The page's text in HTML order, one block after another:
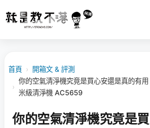
首頁 › 開箱文 & 評測
›
你的空氣清淨機究竟是買心安還是真的有
米級清淨機 AC5659
你的空氣清淨機究竟是